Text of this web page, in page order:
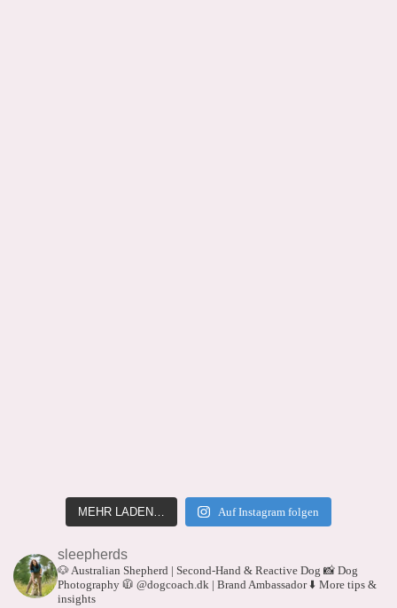
MEHR LADEN… Auf Instagram folgen
sleepherds
🐶 Australian Shepherd | Second-Hand & Reactive Dog 📸 Dog
Photography 🧥 @dogcoach.dk | Brand Ambassador⬇️ More tips &
insights